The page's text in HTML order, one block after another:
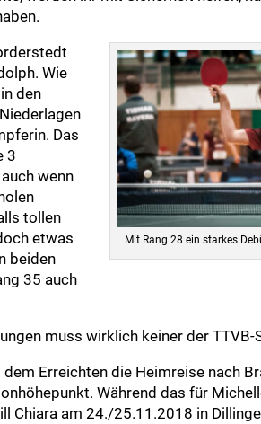
Mit Rang 28 ein starkes
Wie
den
Das
3
wenn
tollen
etwas
beiden
35 auch
muss wirklich keiner der
Erreichten die Heimreise nach
Während das für
Chiara am 24./25.11.2018 in